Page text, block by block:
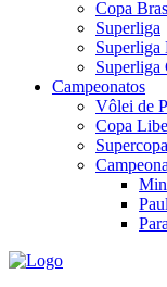
Copa
Superliga
Superliga
Superliga
Campeonatos
Vôlei de
Copa
Supercopa